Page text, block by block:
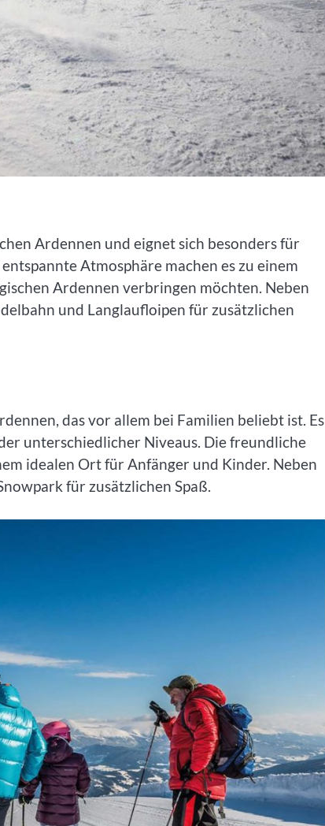
Ardennen und eignet sich besonders für
Atmosphäre machen es zu einem
Ardennen verbringen möchten. Neben
und Langlaufloipen für zusätzlichen
das vor allem bei Familien beliebt ist. Es
unterschiedlicher Niveaus. Die freundliche
idealen Ort für Anfänger und Kinder. Neben
für zusätzlichen Spaß.